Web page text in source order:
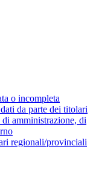
o incompleta
da parte dei titolari
amministrazione, di
regionali/provinciali